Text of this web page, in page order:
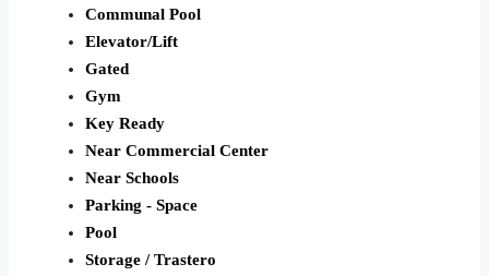
Communal Pool
Elevator/Lift
Gated
Gym
Key Ready
Near Commercial Center
Near Schools
Parking - Space
Pool
Storage / Trastero